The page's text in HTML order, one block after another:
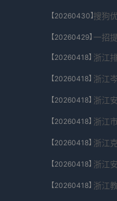
【20260430】
【20260429】一招
【20260418】
【20260418】
【20260418】
【20260418】
【20260418】
【20260418】
【20260418】